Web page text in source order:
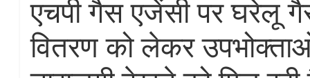
एचपी गैस एजेंसी पर घरेलू
वितरण को लेकर